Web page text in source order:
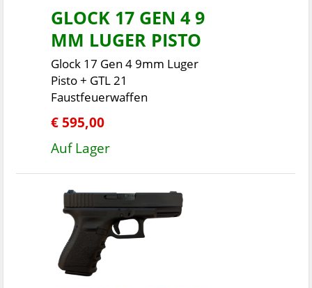
GLOCK 17 GEN 4 9
MM LUGER PISTO
Glock 17 Gen 4 9mm Luger
Pisto + GTL 21
Faustfeuerwaffen
€ 595,00
Auf Lager